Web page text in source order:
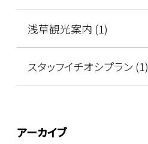
浅草観光案内 (1)
スタッフイチオシプラン (1)
アーカイブ